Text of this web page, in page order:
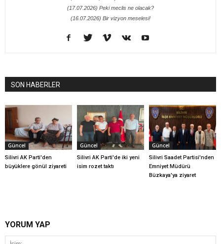
(17.07.2026) Peki meclis ne olacak?
(16.07.2026) Bir vizyon meselesi!
SON HABERLER
Güncel
Silivri AK Parti'den
büyüklere gönül ziyareti
Güncel
Silivri AK Parti'de iki yeni
isim rozet taktı
Güncel
Silivri Saadet Partisi'nden
Emniyet Müdürü
Büzkaya'ya ziyaret
YORUM YAP